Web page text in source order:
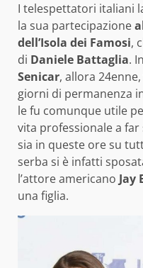
I telespettatori italiani
la sua partecipazione
dell’Isola dei Famosi,
di Daniele Battaglia.
Senicar, allora
giorni di permanenza
le fu comunque utile
vita professionale a
sia in queste ore su
serba si è infatti
l’attore americano Jay
una figlia.